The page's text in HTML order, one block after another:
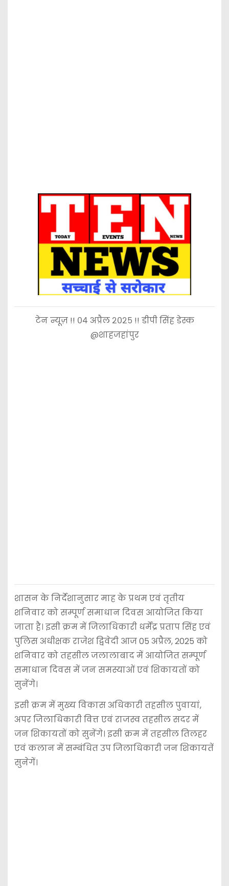
टेन न्यूज़ !! ०४ अप्रैल २०२५ !! डीपी सिंह डेस्क
@शाहजहांपुर
शासन के निर्देशानुसार माह के प्रथम एवं तृतीय
शनिवार को सम्पूर्ण समाधान दिवस आयोजित किया
जाता है। इसी क्रम में जिलाधिकारी धर्मेंद्र प्रताप सिंह एवं
पुलिस अधीक्षक राजेश द्विवेदी आज 05 अप्रैल, 2025 को
शनिवार को तहसील जलालाबाद में आयोजित सम्पूर्ण
समाधान दिवस में जन समस्याओं एवं शिकायतों को
सुनेंगे।
इसी क्रम में मुख्य विकास अधिकारी तहसील पुवायां,
अपर जिलाधिकारी वित्त एवं राजस्व तहसील सदर में
जन शिकायतों को सुनेंगे। इसी क्रम में तहसील तिलहर
एवं कलान में सम्बंधित उप जिलाधिकारी जन शिकायतें
सुनेगें।